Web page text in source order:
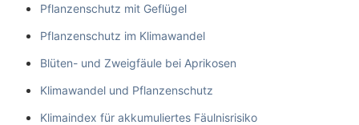
Pflanzenschutz mit Geflügel
Pflanzenschutz im Klimawandel
Blüten- und Zweigfäule bei Aprikosen
Klimawandel und Pflanzenschutz
Klimaindex für akkumuliertes Fäulnisrisiko